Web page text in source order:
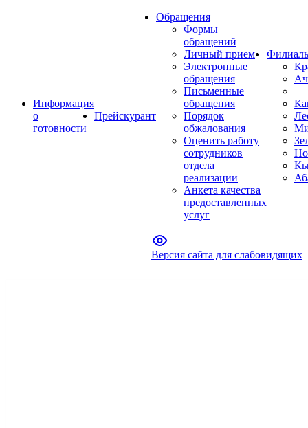
Информация
о
готовности
Прейскурант
Обращения
Формы
обращений
Личный прием
Электронные
обращения
Письменные
обращения
Порядок
обжалования
Оценить работу
сотрудников
отдела
реализации
Анкета качества
предоставленных
услуг
Версия сайта для слабовидящих